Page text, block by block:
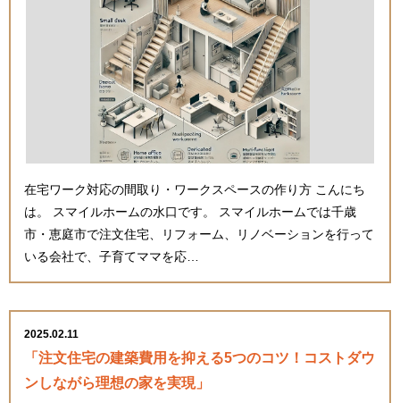
在宅ワーク対応の間取り・ワークスペースの作り方 こんにち
は。 スマイルホームの水口です。 スマイルホームでは千歳
市・恵庭市で注文住宅、リフォーム、リノベーションを行って
いる会社で、子育てママを応…
2025.02.11
「注文住宅の建築費用を抑える5つのコツ！コストダウ
ンしながら理想の家を実現」